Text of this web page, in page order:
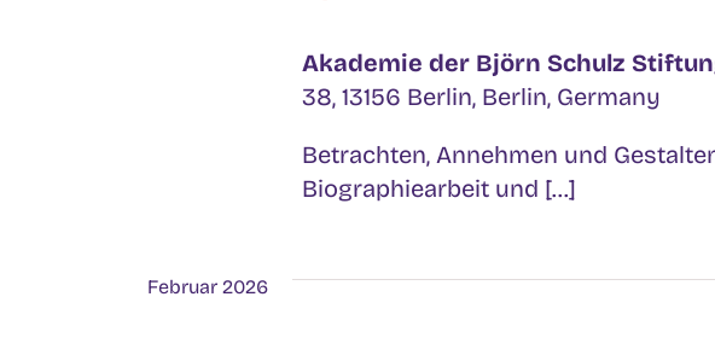
Akademie der Björn Schulz
38, 13156 Berlin, Berlin, Germany
Betrachten, Annehmen und
Biographiearbeit und [...]
Februar 2026